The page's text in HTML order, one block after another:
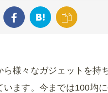
ら様々なガジェットを持
います。今までは100均